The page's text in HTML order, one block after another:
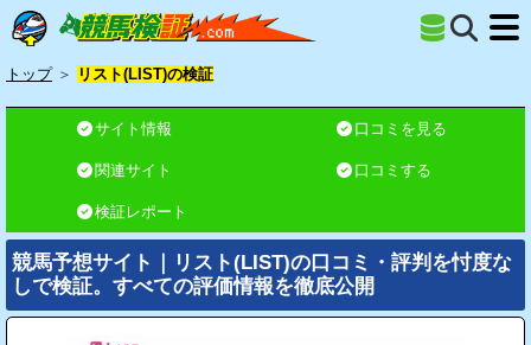
トップ ＞ リスト(LIST)の検証
サイト情報 口コミを見る
関連サイト 口コミする
検証レポート
競馬予想サイト｜リスト(LIST)の口コミ・評判を忖度な
しで検証。すべての評価情報を徹底公開